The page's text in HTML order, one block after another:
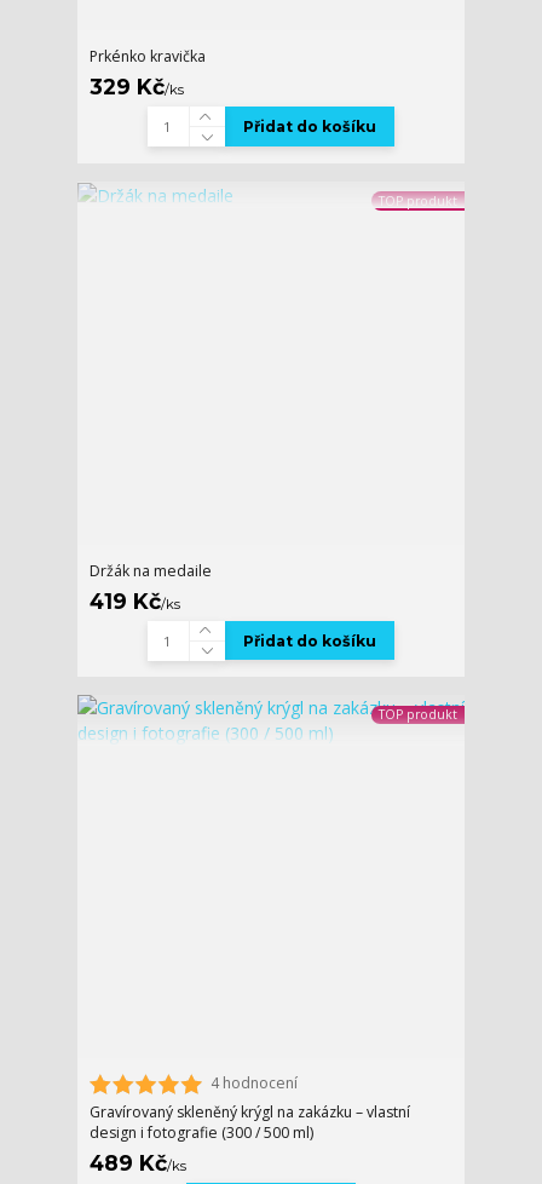
Prkénko kravička
329 Kč/ks
Přidat do košíku
TOP produkt
Držák na medaile
419 Kč/ks
Přidat do košíku
TOP produkt
4 hodnocení
Gravírovaný skleněný krýgl na zakázku – vlastní
design i fotografie (300 / 500 ml)
489 Kč/ks